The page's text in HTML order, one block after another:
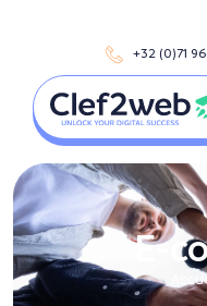
+32 (0)71
E-